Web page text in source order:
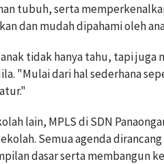
tubuh, serta
dan mudah dipahami oleh
tidak hanya tahu, tapi
"Mulai dari hal sederhana
lain, MPLS di SDN
Semua agenda
dasar serta membangun